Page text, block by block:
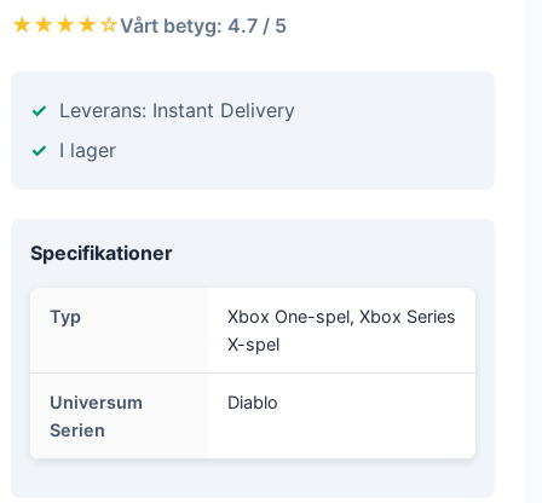
★★★★☆Vårt betyg: 4.7 / 5
Leverans: Instant Delivery
I lager
Specifikationer
Typ
Xbox One-spel, Xbox Series
X-spel
Universum
Serien
Diablo